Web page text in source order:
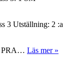
3 Utställning: 2 :a
PRA… Läs mer »